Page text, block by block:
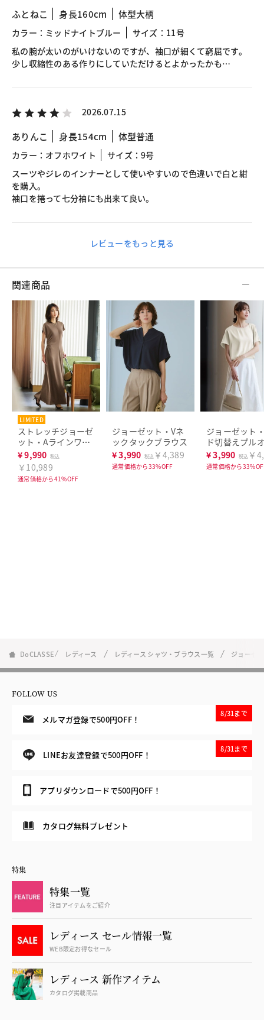
ふとねこ 身長160cm 体型大柄
カラー：ミッドナイトブルー
サイズ：11号
私の腕が太いのがいけないのですが、袖口が細くて窮屈です。
少し収縮性のある作りにしていただけるとよかったかも…
2026.07.15
ありんこ 身長154cm 体型普通
カラー：オフホワイト
サイズ：9号
スーツやジレのインナーとして使いやすいので色違いで白と紺
を購入。
袖口を捲って七分袖にも出来て良い。
レビューをもっと見る
関連商品
LIMITED
THE CLASSE
ストレッチジョーゼ
ット・Aラインワン
ピース
¥9,990 税込
￥10,989
通常価格から41%OFF
ジョーゼット・Vネ
ックタックブラウス
¥3,990 税込 ￥4,389
通常価格から33%OFF
ジョーゼット
ド切替えプル
ー
¥3,990 税込 ￥
通常価格から
DoCLASSE レディース レディース シャツ・ブラウス一覧 ジョーゼ
FOLLOW US
メルマガ登録で500円OFF！
8/31まで
LINEお友達登録で500円OFF！
8/31まで
アプリダウンロードで500円OFF！
カタログ無料プレゼント
特集
特集一覧
注目アイテムをご紹介
レディース セール情報一覧
WEB限定お得なセール
レディース 新作アイテム
カタログ掲載商品